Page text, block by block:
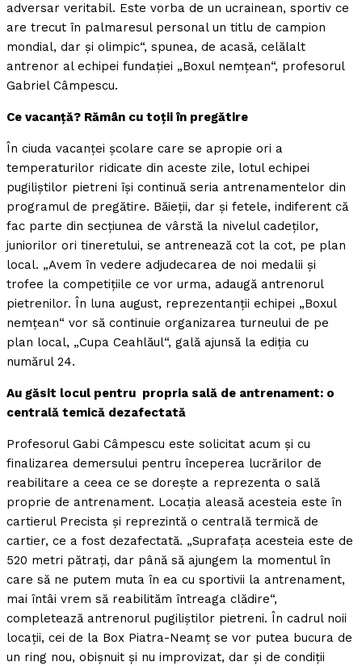
adversar veritabil. Este vorba de un ucrainean, sportiv ce
are trecut în palmaresul personal un titlu de campion
mondial, dar şi olimpic“, spunea, de acasă, celălalt
antrenor al echipei fundaţiei „Boxul nemţean“, profesorul
Gabriel Câmpescu.
Ce vacanţă? Rămân cu toţii în pregătire
În ciuda vacanţei şcolare care se apropie ori a
temperaturilor ridicate din aceste zile, lotul echipei
pugiliştilor pietreni îşi continuă seria antrenamentelor din
programul de pregătire. Băieţii, dar şi fetele, indiferent că
fac parte din secţiunea de vârstă la nivelul cadeţilor,
juniorilor ori tineretului, se antrenează cot la cot, pe plan
local. „Avem în vedere adjudecarea de noi medalii şi
trofee la competiţiile ce vor urma, adaugă antrenorul
pietrenilor. În luna august, reprezentanţii echipei „Boxul
nemţean“ vor să continuie organizarea turneului de pe
plan local, „Cupa Ceahlăul“, gală ajunsă la ediţia cu
numărul 24.
Au găsit locul pentru propria sală de antrenament: o
centrală temică dezafectată
Profesorul Gabi Câmpescu este solicitat acum şi cu
finalizarea demersului pentru începerea lucrărilor de
reabilitare a ceea ce se doreşte a reprezenta o sală
proprie de antrenament. Locaţia aleasă acesteia este în
cartierul Precista şi reprezintă o centrală termică de
cartier, ce a fost dezafectată. „Suprafaţa acesteia este de
520 metri pătraţi, dar până să ajungem la momentul în
care să ne putem muta în ea cu sportivii la antrenament,
mai întâi vrem să reabilităm întreaga clădire“,
completează antrenorul pugiliştilor pietreni. În cadrul noii
locaţii, cei de la Box Piatra-Neamţ se vor putea bucura de
un ring nou, obişnuit şi nu improvizat, dar şi de condiţii